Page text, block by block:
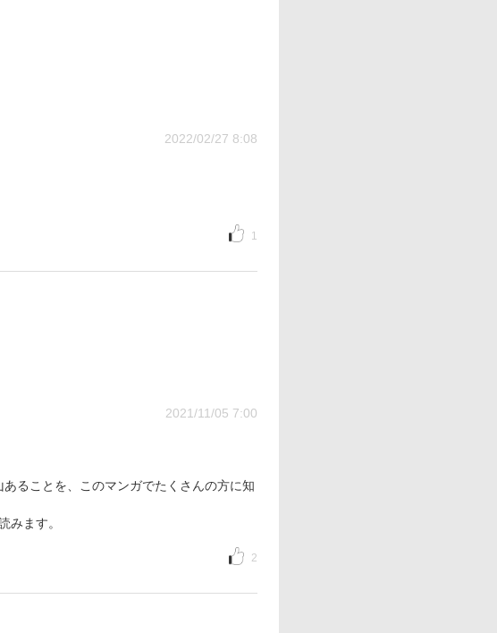
2022/02/27 8:08
1
2021/11/05 7:00
ることを、このマンガでたくさんの方に知
みます。
2